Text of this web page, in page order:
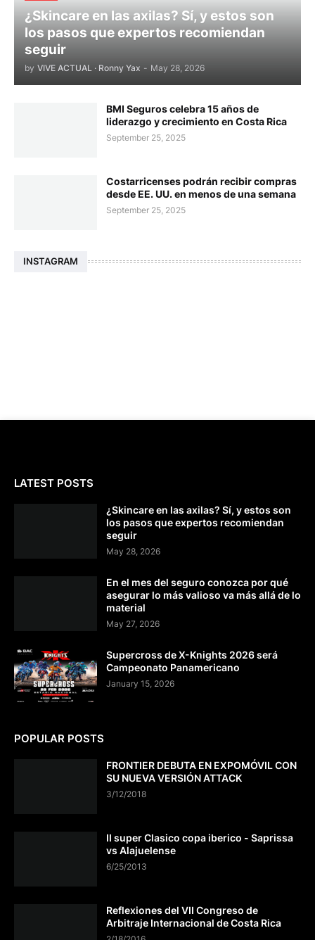
¿Skincare en las axilas? Sí, y estos son
los pasos que expertos recomiendan
seguir
by VIVE ACTUAL · Ronny Yax - May 28, 2026
BMI Seguros celebra 15 años de
liderazgo y crecimiento en Costa Rica
September 25, 2025
Costarricenses podrán recibir compras
desde EE. UU. en menos de una semana
September 25, 2025
INSTAGRAM
LATEST POSTS
¿Skincare en las axilas? Sí, y estos son
los pasos que expertos recomiendan
seguir
May 28, 2026
En el mes del seguro conozca por qué
asegurar lo más valioso va más allá de lo
material
May 27, 2026
Supercross de X-Knights 2026 será
Campeonato Panamericano
January 15, 2026
POPULAR POSTS
FRONTIER DEBUTA EN EXPOMÓVIL CON
SU NUEVA VERSIÓN ATTACK
3/12/2018
II super Clasico copa iberico - Saprissa
vs Alajuelense
6/25/2013
Reflexiones del VII Congreso de
Arbitraje Internacional de Costa Rica